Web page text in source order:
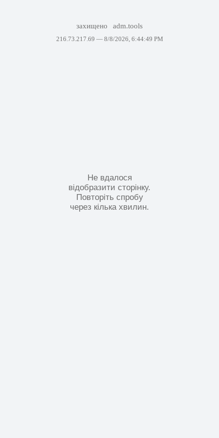
захищено adm.tools
216.73.217.69 — 8/8/2026, 6:44:49 PM
Не вдалося
відобразити сторінку.
Повторіть спробу
через кілька хвилин.